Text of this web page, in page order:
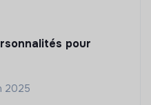
pour
2025